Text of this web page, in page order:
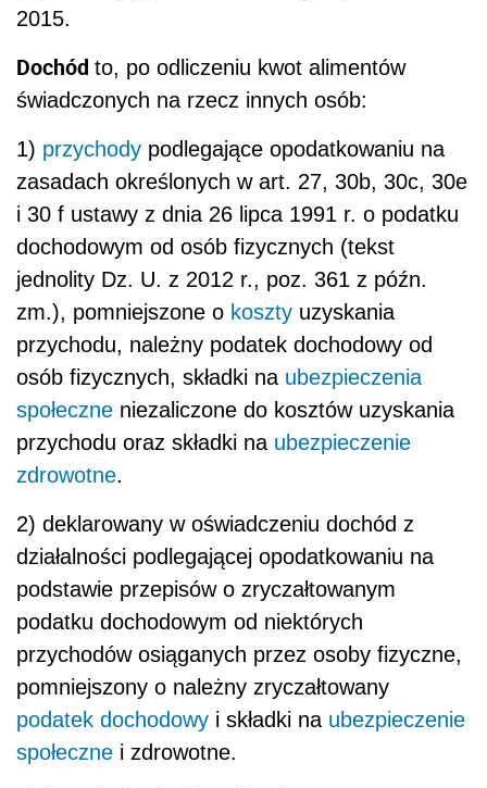
2015.
Dochód to, po odliczeniu kwot alimentów
świadczonych na rzecz innych osób:
1) przychody podlegające opodatkowaniu na
zasadach określonych w art. 27, 30b, 30c, 30e
i 30 f ustawy z dnia 26 lipca 1991 r. o podatku
dochodowym od osób fizycznych (tekst
jednolity Dz. U. z 2012 r., poz. 361 z późn.
zm.), pomniejszone o koszty uzyskania
przychodu, należny podatek dochodowy od
osób fizycznych, składki na ubezpieczenia
społeczne niezaliczone do kosztów uzyskania
przychodu oraz składki na ubezpieczenie
zdrowotne.
2) deklarowany w oświadczeniu dochód z
działalności podlegającej opodatkowaniu na
podstawie przepisów o zryczałtowanym
podatku dochodowym od niektórych
przychodów osiąganych przez osoby fizyczne,
pomniejszony o należny zryczałtowany
podatek dochodowy i składki na ubezpieczenie
społeczne i zdrowotne.